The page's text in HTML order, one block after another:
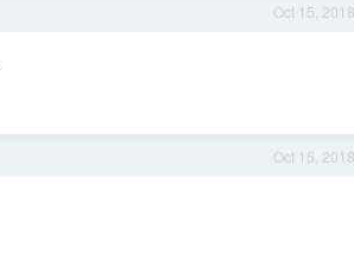
Oct 15, 2018
Oct 15, 2018